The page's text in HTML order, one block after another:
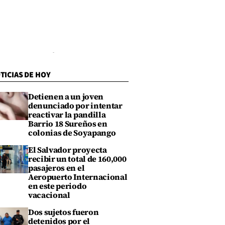
DE HOY
Detienen a un joven
denunciado por intentar
reactivar la pandilla
Barrio 18 Sureños en
colonias de Soyapango
El Salvador proyecta
recibir un total de 160,000
pasajeros en el
Aeropuerto Internacional
en este periodo
vacacional
Dos sujetos fueron
detenidos por el